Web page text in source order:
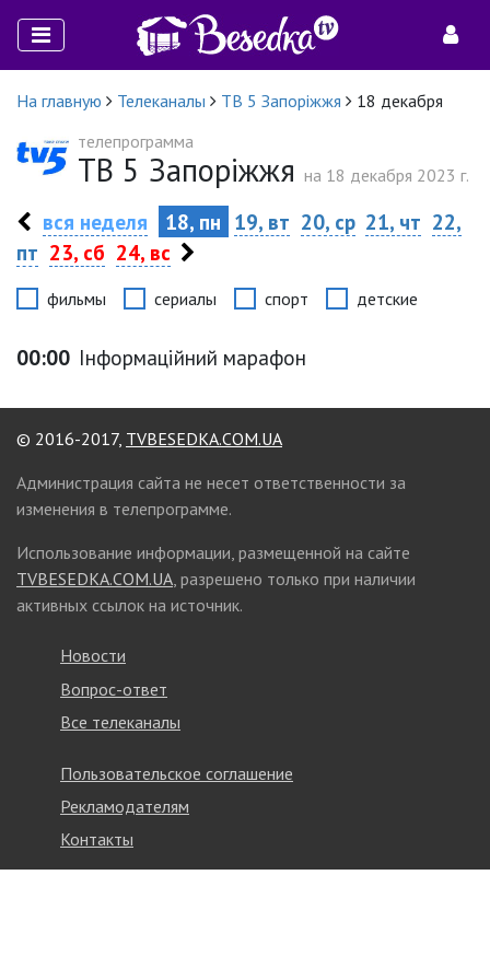
На главную Телеканалы ТВ 5 Запоріжжя
18 декабря
телепрограмма
ТВ 5 Запоріжжя на 18 декабря 2023 г.
вся неделя 18, пн 19, вт 20, ср 21, чт 22,
пт 23, сб 24, вс
фильмы сериалы спорт детские
00:00 Інформаційний марафон
© 2016-2017, TVBESEDKA.COM.UA
Администрация сайта не несет ответственности за
изменения в телепрограмме.
Использование информации, размещенной на сайте
TVBESEDKA.COM.UA, разрешено только при наличии
активных ссылок на источник.
Новости
Вопрос-ответ
Все телеканалы
Пользовательское соглашение
Рекламодателям
Контакты